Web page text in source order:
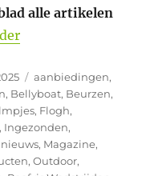
alle artikelen
“Gratis
Categorieën
aanbiedingen,
, Bellyboat, Beurzen,
, Flogh,
, Ingezonden,
, Magazine,
,Outdoor,